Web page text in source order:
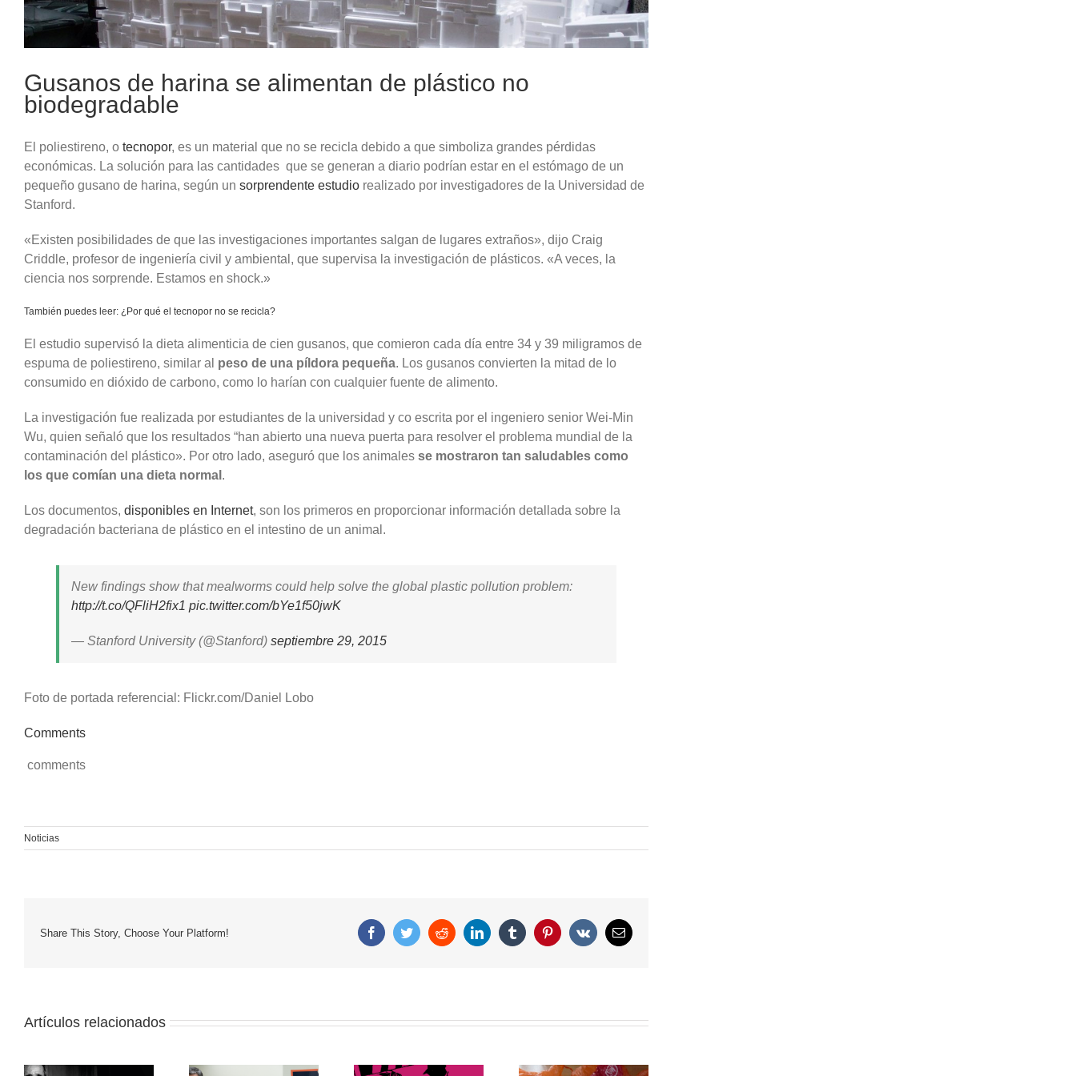
Gusanos de harina se alimentan de plástico no
biodegradable
El poliestireno, o tecnopor, es un material que no se recicla debido a que simboliza grandes pérdidas
económicas. La solución para las cantidades que se generan a diario podrían estar en el estómago de un
pequeño gusano de harina, según un sorprendente estudio realizado por investigadores de la Universidad de
Stanford.
«Existen posibilidades de que las investigaciones importantes salgan de lugares extraños», dijo Craig
Criddle, profesor de ingeniería civil y ambiental, que supervisa la investigación de plásticos. «A veces, la
ciencia nos sorprende. Estamos en shock.»
También puedes leer: ¿Por qué el tecnopor no se recicla?
El estudio supervisó la dieta alimenticia de cien gusanos, que comieron cada día entre 34 y 39 miligramos de
espuma de poliestireno, similar al peso de una píldora pequeña. Los gusanos convierten la mitad de lo
consumido en dióxido de carbono, como lo harían con cualquier fuente de alimento.
La investigación fue realizada por estudiantes de la universidad y co escrita por el ingeniero senior Wei-Min
Wu, quien señaló que los resultados “han abierto una nueva puerta para resolver el problema mundial de la
contaminación del plástico». Por otro lado, aseguró que los animales se mostraron tan saludables como
los que comían una dieta normal .
Los documentos, disponibles en Internet, son los primeros en proporcionar información detallada sobre la
degradación bacteriana de plástico en el intestino de un animal.
New findings show that mealworms could help solve the global plastic pollution problem:
http://t.co/QFliH2fix1 pic.twitter.com/bYe1f50jwK
— Stanford University (@Stanford) septiembre 29, 2015
Foto de portada referencial: Flickr.com/Daniel Lobo
Comments
comments
Noticias
Share This Story, Choose Your Platform! FacebookTwitterRedditLinkedInTumblrPinterestVk
Correo
Artículos relacionados